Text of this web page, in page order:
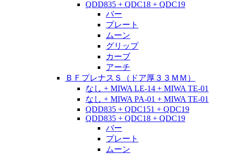
QDD835 + QDC18 + QDC19
バー
プレート
ムーン
グリップ
カーブ
アーチ
ＢＦプレナスＳ（ドア厚３３ＭＭ）
なし + MIWA LE-14 + MIWA TE-01
なし + MIWA PA-01 + MIWA TE-01
QDD835 + QDC151 + QDC19
QDD835 + QDC18 + QDC19
バー
プレート
ムーン